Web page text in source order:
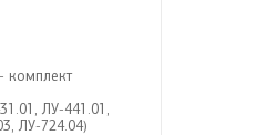
комплект
ЛУ-441.01,
ЛУ-724.04)